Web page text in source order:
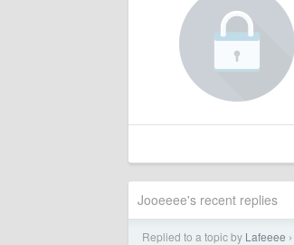
Jooeeee's recent replies
Replied to a topic by Lafeeee ›